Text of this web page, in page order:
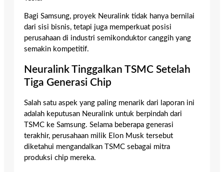
Bagi Samsung, proyek Neuralink tidak hanya bernilai
dari sisi bisnis, tetapi juga memperkuat posisi
perusahaan di industri semikonduktor canggih yang
semakin kompetitif.
Neuralink Tinggalkan TSMC Setelah
Tiga Generasi Chip
Salah satu aspek yang paling menarik dari laporan ini
adalah keputusan Neuralink untuk berpindah dari
TSMC ke Samsung. Selama beberapa generasi
terakhir, perusahaan milik Elon Musk tersebut
diketahui mengandalkan TSMC sebagai mitra
produksi chip mereka.